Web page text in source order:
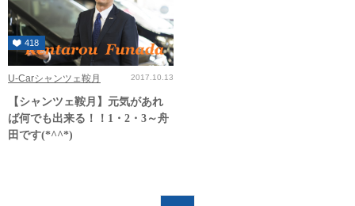
418
U-Carシャンツェ鞍月 2017.10.13
【シャンツェ鞍月】元気があれ
ば何でも出来る！！1・2・3～舟
田です(*^^*)